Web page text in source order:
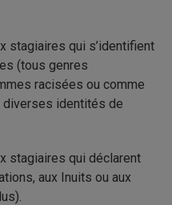
stagiaires qui s’identifient
(tous genres
racisées ou comme
identités de
stagiaires qui déclarent
aux Inuits ou aux